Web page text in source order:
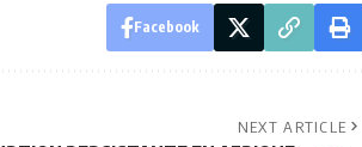
Facebook
NEXT ARTICLE